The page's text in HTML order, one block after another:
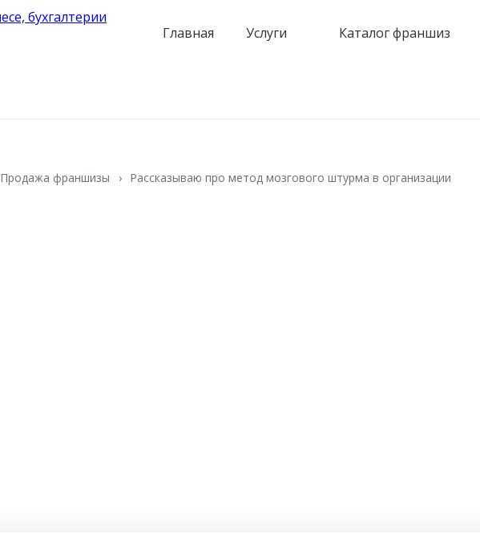
Главная Услуги Каталог франшиз
Продажа франшизы Рассказываю про метод мозгового штурма в организации